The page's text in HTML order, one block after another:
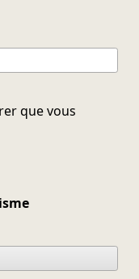
que vous